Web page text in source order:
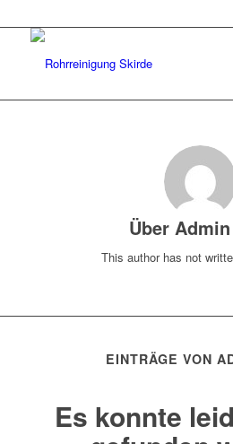
ÜberAdmin
This author has not
EINTRÄGE VON
Es konnte